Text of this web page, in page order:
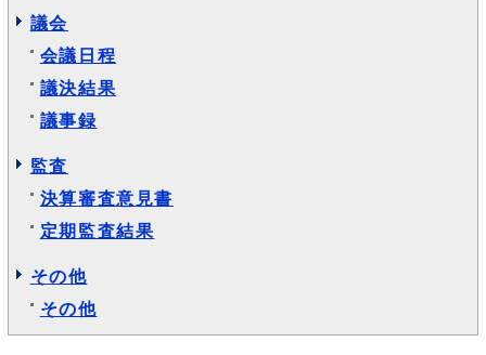
議会
会議日程
議決結果
議事録
監査
決算審査意見書
定期監査結果
その他
その他